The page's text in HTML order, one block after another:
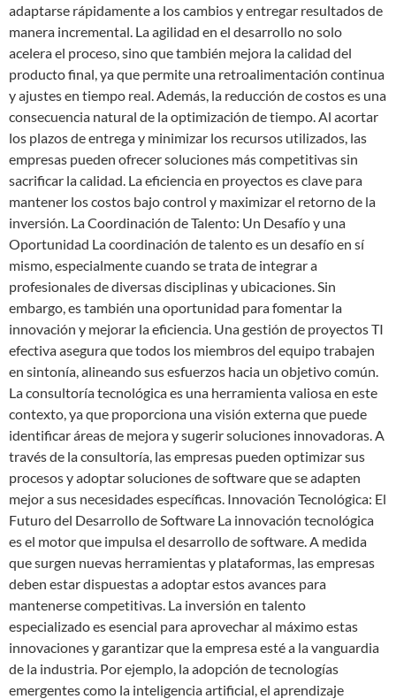
adaptarse rápidamente a los cambios y entregar resultados de
manera incremental. La agilidad en el desarrollo no solo
acelera el proceso, sino que también mejora la calidad del
producto final, ya que permite una retroalimentación continua
y ajustes en tiempo real. Además, la reducción de costos es una
consecuencia natural de la optimización de tiempo. Al acortar
los plazos de entrega y minimizar los recursos utilizados, las
empresas pueden ofrecer soluciones más competitivas sin
sacrificar la calidad. La eficiencia en proyectos es clave para
mantener los costos bajo control y maximizar el retorno de la
inversión. La Coordinación de Talento: Un Desafío y una
Oportunidad La coordinación de talento es un desafío en sí
mismo, especialmente cuando se trata de integrar a
profesionales de diversas disciplinas y ubicaciones. Sin
embargo, es también una oportunidad para fomentar la
innovación y mejorar la eficiencia. Una gestión de proyectos TI
efectiva asegura que todos los miembros del equipo trabajen
en sintonía, alineando sus esfuerzos hacia un objetivo común.
La consultoría tecnológica es una herramienta valiosa en este
contexto, ya que proporciona una visión externa que puede
identificar áreas de mejora y sugerir soluciones innovadoras. A
través de la consultoría, las empresas pueden optimizar sus
procesos y adoptar soluciones de software que se adapten
mejor a sus necesidades específicas. Innovación Tecnológica: El
Futuro del Desarrollo de Software La innovación tecnológica
es el motor que impulsa el desarrollo de software. A medida
que surgen nuevas herramientas y plataformas, las empresas
deben estar dispuestas a adoptar estos avances para
mantenerse competitivas. La inversión en talento
especializado es esencial para aprovechar al máximo estas
innovaciones y garantizar que la empresa esté a la vanguardia
de la industria. Por ejemplo, la adopción de tecnologías
emergentes como la inteligencia artificial, el aprendizaje